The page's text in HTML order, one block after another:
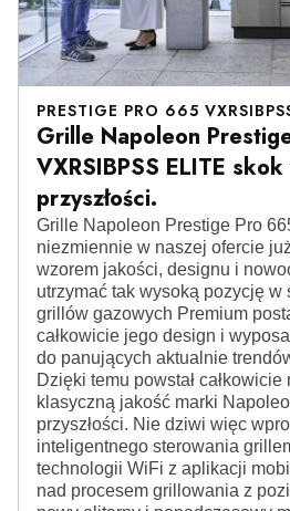
PRESTIGE PRO 665
Grille Napoleon
VXRSIBPSS ELITE
przyszłości.
Grille Napoleon Prestige Pro
niezmiennie w naszej ofercie
wzorem jakości, designu i
utrzymać tak wysoką pozycję w
grillów gazowych Premium
całkowicie jego design i
do panujących aktualnie
Dzięki temu powstał całkowicie
klasyczną jakość marki
przyszłości. Nie dziwi więc
inteligentnego sterowania
technologii WiFi z aplikacji
nad procesem grillowania z